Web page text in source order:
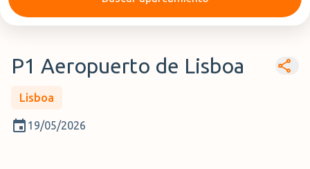
P1 Aeropuerto de Lisboa
Lisboa
19/05/2026